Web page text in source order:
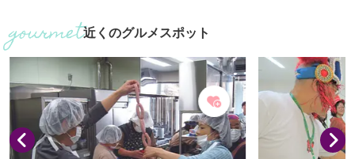
も様々な国の方々で賑わっていますの
で、多文化を感じること間違いなしで
古く、戦国時代
場しています。
近くのグルメスポット